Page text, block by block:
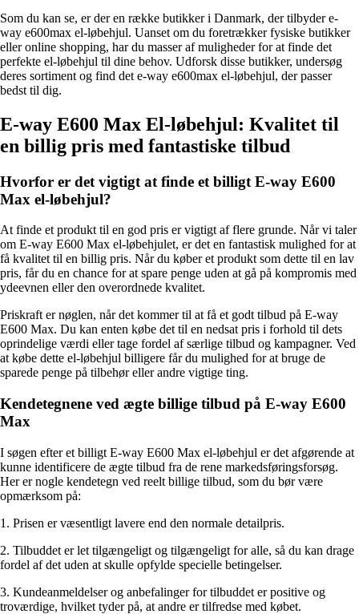
Som du kan se, er der en række butikker i Danmark, der tilbyder e-
way e600max el-løbehjul. Uanset om du foretrækker fysiske butikker
eller online shopping, har du masser af muligheder for at finde det
perfekte el-løbehjul til dine behov. Udforsk disse butikker, undersøg
deres sortiment og find det e-way e600max el-løbehjul, der passer
bedst til dig.
E-way E600 Max El-løbehjul: Kvalitet til
en billig pris med fantastiske tilbud
Hvorfor er det vigtigt at finde et billigt E-way E600
Max el-løbehjul?
At finde et produkt til en god pris er vigtigt af flere grunde. Når vi taler
om E-way E600 Max el-løbehjulet, er det en fantastisk mulighed for at
få kvalitet til en billig pris. Når du køber et produkt som dette til en lav
pris, får du en chance for at spare penge uden at gå på kompromis med
ydeevnen eller den overordnede kvalitet.
Priskraft er nøglen, når det kommer til at få et godt tilbud på E-way
E600 Max. Du kan enten købe det til en nedsat pris i forhold til dets
oprindelige værdi eller tage fordel af særlige tilbud og kampagner. Ved
at købe dette el-løbehjul billigere får du mulighed for at bruge de
sparede penge på tilbehør eller andre vigtige ting.
Kendetegnene ved ægte billige tilbud på E-way E600
Max
I søgen efter et billigt E-way E600 Max el-løbehjul er det afgørende at
kunne identificere de ægte tilbud fra de rene markedsføringsforsøg.
Her er nogle kendetegn ved reelt billige tilbud, som du bør være
opmærksom på:
1. Prisen er væsentligt lavere end den normale detailpris.
2. Tilbuddet er let tilgængeligt og tilgængeligt for alle, så du kan drage
fordel af det uden at skulle opfylde specielle betingelser.
3. Kundeanmeldelser og anbefalinger for tilbuddet er positive og
troværdige, hvilket tyder på, at andre er tilfredse med købet.